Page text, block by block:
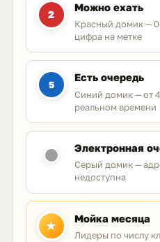
2
Можно ехать
Красный домик —
цифра на метке
5
Есть очередь
Синий домик — от
реальном времени
Электронная
Серый домик —
недоступна
★
Мойка месяца
Лидеры по числу